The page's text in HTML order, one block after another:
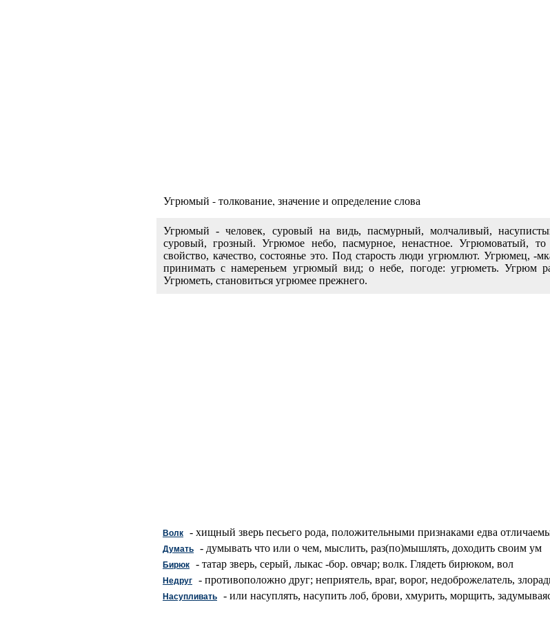
Угрюмый - толкование, значение и определение слова
Угрюмый - человек, суровый на видь, пасмурный, молчаливый,
суровый, грозный. Угрюмое небо, пасмурное, ненастное. Угрюмоватый,
свойство, качество, состоянье это. Под старость люди угрюмлют. Угрюмец, -
принимать с намереньем угрюмый вид; о небе, погоде: угрюметь. Угрюм
Угрюметь, становиться угрюмее прежнего.
Волк - хищный зверь песьего рода, положительными признаками едва
Думать - думывать что или о чем, мыслить, раз(по)мышлять, доходить своим ум
Бирюк - татар зверь, серый, лыкас -бор. овчар; волк. Глядеть бирюком, вол
Недруг - противоположно друг; неприятель, враг, ворог, недоброжелатель,
Насупливать - или насуплять, насупить лоб, брови, хмурить, морщить,